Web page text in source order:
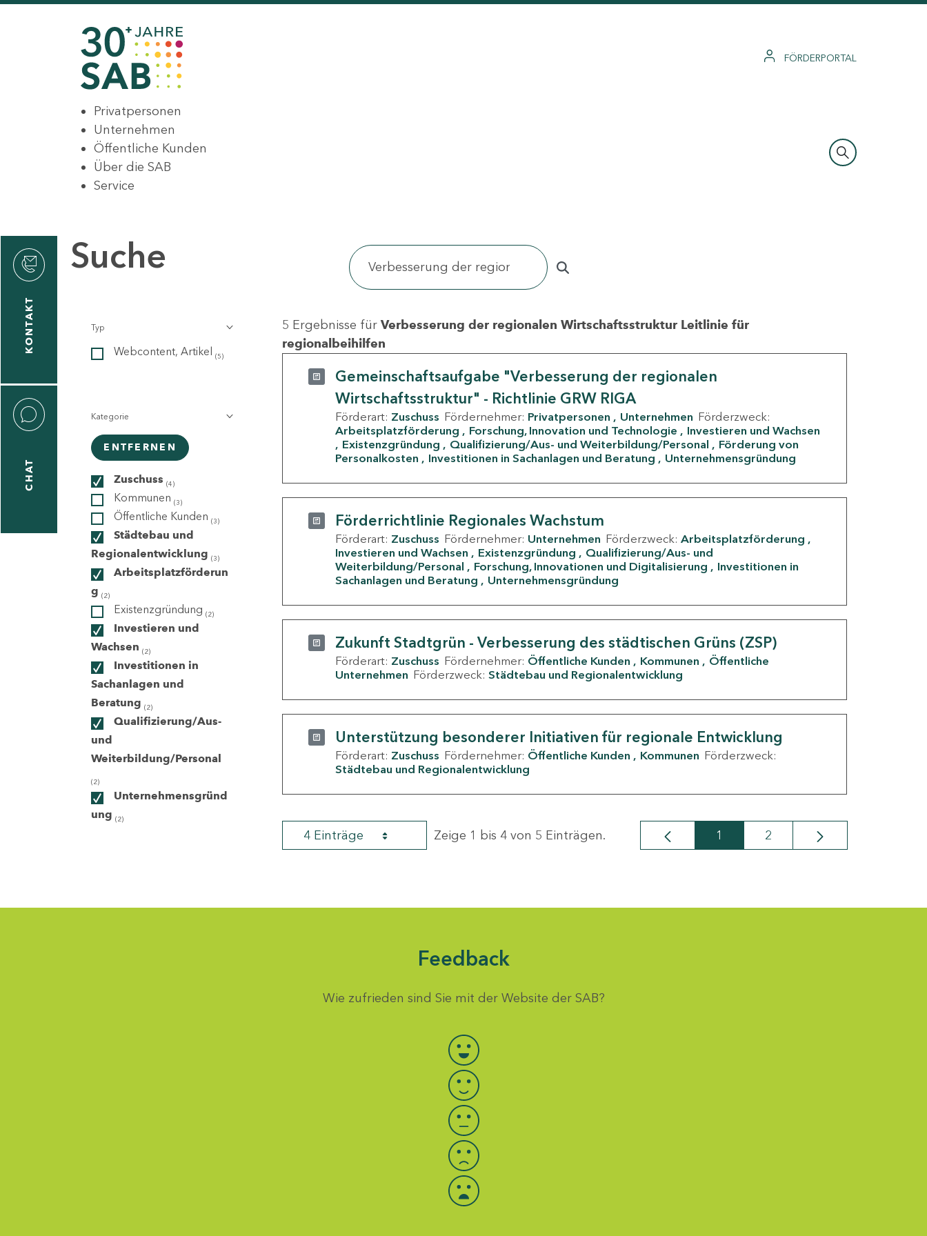
FÖRDERPORTAL
Privatpersonen
Unternehmen
Öffentliche Kunden
Über die SAB
Service
KONTAKT
CHAT
Suche
Typ
Webcontent, Artikel (5)
Kategorie
ENTFERNEN
Zuschuss (4)
Kommunen (3)
Öffentliche Kunden (3)
Städtebau und
Regionalentwicklung (3)
Arbeitsplatzförderun
g (2)
Existenzgründung (2)
Investieren und
Wachsen (2)
Investitionen in
Sachanlagen und
Beratung (2)
Qualifizierung/Aus-
und
Weiterbildung/Personal
(2)
Unternehmensgründ
ung (2)
5 Ergebnisse für Verbesserung der regionalen Wirtschaftsstruktur Leitlinie für
regionalbeihilfen
Gemeinschaftsaufgabe "Verbesserung der regionalen
Wirtschaftsstruktur" - Richtlinie GRW RIGA
Förderart: Zuschuss Fördernehmer: Privatpersonen Unternehmen Förderzweck:
Arbeitsplatzförderung
Forschung, Innovation und Technologie
Investieren und Wachsen
Existenzgründung
Qualifizierung/Aus- und Weiterbildung/Personal
Förderung von
Personalkosten
Investitionen in Sachanlagen und Beratung Unternehmensgründung
Förderrichtlinie Regionales Wachstum
Förderart: Zuschuss Fördernehmer: Unternehmen Förderzweck: Arbeitsplatzförderung
Investieren und Wachsen
Existenzgründung
Qualifizierung/Aus- und
Weiterbildung/Personal
Forschung, Innovationen und Digitalisierung
Investitionen in
Sachanlagen und Beratung
Unternehmensgründung
Zukunft Stadtgrün - Verbesserung des städtischen Grüns (ZSP)
Förderart: Zuschuss Fördernehmer: Öffentliche Kunden Kommunen
Öffentliche
Unternehmen Förderzweck: Städtebau und Regionalentwicklung
Unterstützung besonderer Initiativen für regionale Entwicklung
Förderart: Zuschuss Fördernehmer: Öffentliche Kunden Kommunen Förderzweck:
Städtebau und Regionalentwicklung
4 Einträge Zeige 1 bis 4 von 5 Einträgen. Seite
1 Seite
2
Feedback
Wie zufrieden sind Sie mit der Website der SAB?
Bewertung auswählen